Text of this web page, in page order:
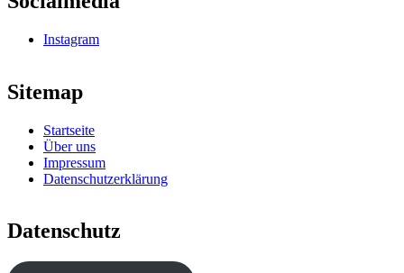
Instagram
Sitemap
Startseite
Über uns
Impressum
Datenschutzerklärung
Datenschutz